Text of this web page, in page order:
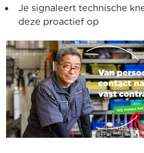
Je signaleert technische
deze proactief op